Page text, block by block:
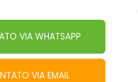
VIA WHATSAPP
VIA EMAIL